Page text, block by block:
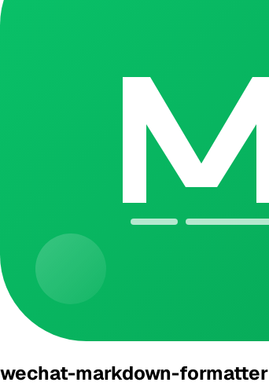
wechat-markdown-formatter